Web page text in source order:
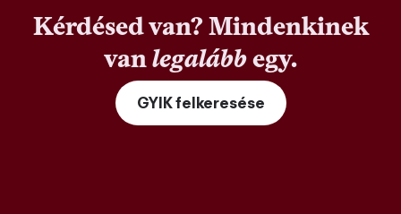
Kérdésed van? Mindenkinek
vanlegalábbegy.
GYIK felkeresése